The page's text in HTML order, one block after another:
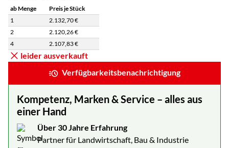
Staffelpreisliste: Preise pro Stück abhängig von der Abnahmemenge
ab Menge
Preis je Stück
1
2.132,70€
2
2.120,26€
4
2.107,83€
leider ausverkauft
Verfügbarkeitsbenachrichtigung
Kompetenz, Marken & Service – alles aus
einer Hand
Über 30 Jahre Erfahrung
Partner für Landwirtschaft, Bau & Industrie